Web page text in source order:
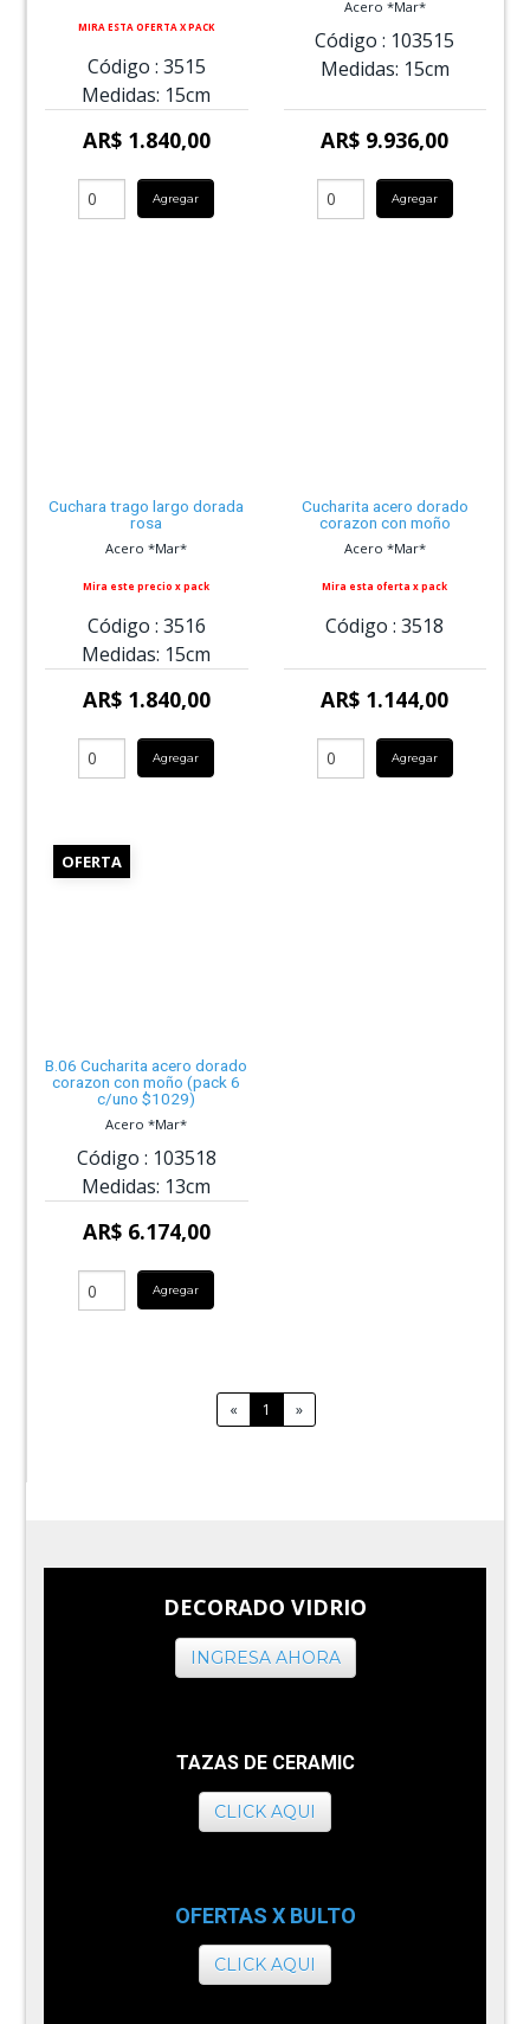
MIRA ESTA OFERTA X PACK
Código : 3515
Medidas: 15cm
AR$ 1.840,00
Agregar
Acero *Mar*
Código : 103515
Medidas: 15cm
AR$ 9.936,00
Agregar
Cuchara trago largo dorada
rosa
Acero *Mar*
Mira este precio x pack
Código : 3516
Medidas: 15cm
AR$ 1.840,00
Agregar
Cucharita acero dorado
corazon con moño
Acero *Mar*
Mira esta oferta x pack
Código : 3518
AR$ 1.144,00
Agregar
OFERTA
B.06 Cucharita acero dorado
corazon con moño (pack 6
c/uno $1029)
Acero *Mar*
Código : 103518
Medidas: 13cm
AR$ 6.174,00
Agregar
« 1 »
DECORADO VIDRIO
INGRESA AHORA
TAZAS DE CERAMIC
CLICK AQUI
OFERTAS X BULTO
CLICK AQUI